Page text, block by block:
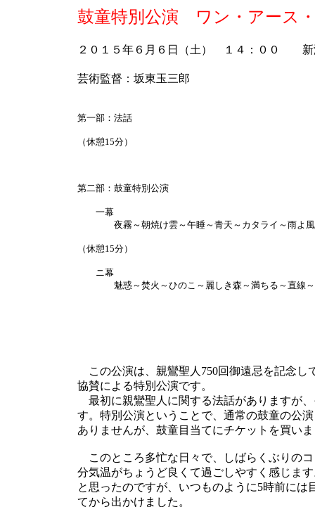
鼓童特別公演 ワン・アース
２０１５年６月６日（土） １４：００ 新
芸術監督：坂東玉三郎
第一部：法話
（休憩15分）
第二部：鼓童特別公演
一幕
夜霧～朝焼け雲～午睡～青天～カタライ～雨よ
（休憩15分）
ニ幕
魅惑～焚火～ひのこ～麗しき森～満ちる～直線～
この公演は、親鸞聖人750回御遠忌を記念し
協賛による特別公演です。
最初に親鸞聖人に関する法話がありますが
す。特別公演ということで、通常の鼓童の公
ありませんが、鼓童目当てにチケットを買い
このところ多忙な日々で、しばらくぶりの
分気温がちょうど良くて過ごしやすく感じま
と思ったのですが、いつものように5時前に
てから出かけました。